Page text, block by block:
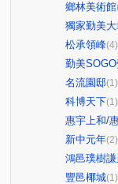
鄉林美術館
獨家勤美
松承領峰(4)
勤美
名流園邸(1)
科博天下(1)
惠宇上和/
新中元年(2)
鴻邑璞樹謙
豐邑椰城(1)